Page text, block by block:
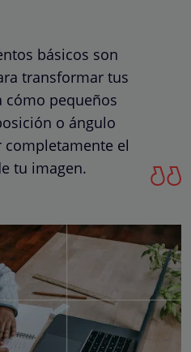
básicos son
transformar tus
cómo pequeños
o ángulo
el
tu imagen.